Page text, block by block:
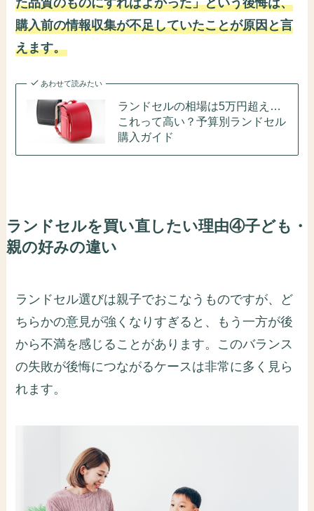
購入前の情報収集が不足していたことが原因と言
えます。
あわせて読みたい
ランドセルの相場は5万円超え…
これって高い？予算別ランドセル
購入ガイド
ランドセルを買い直したい理由④子ども・
親の好みの違い
ランドセル選びは親子でおこなうものですが、ど
ちらかの意見が強くなりすぎると、もう一方が後
から不満を感じることがあります。このバランス
の失敗が後悔につながるケースは非常に多く見ら
れます。